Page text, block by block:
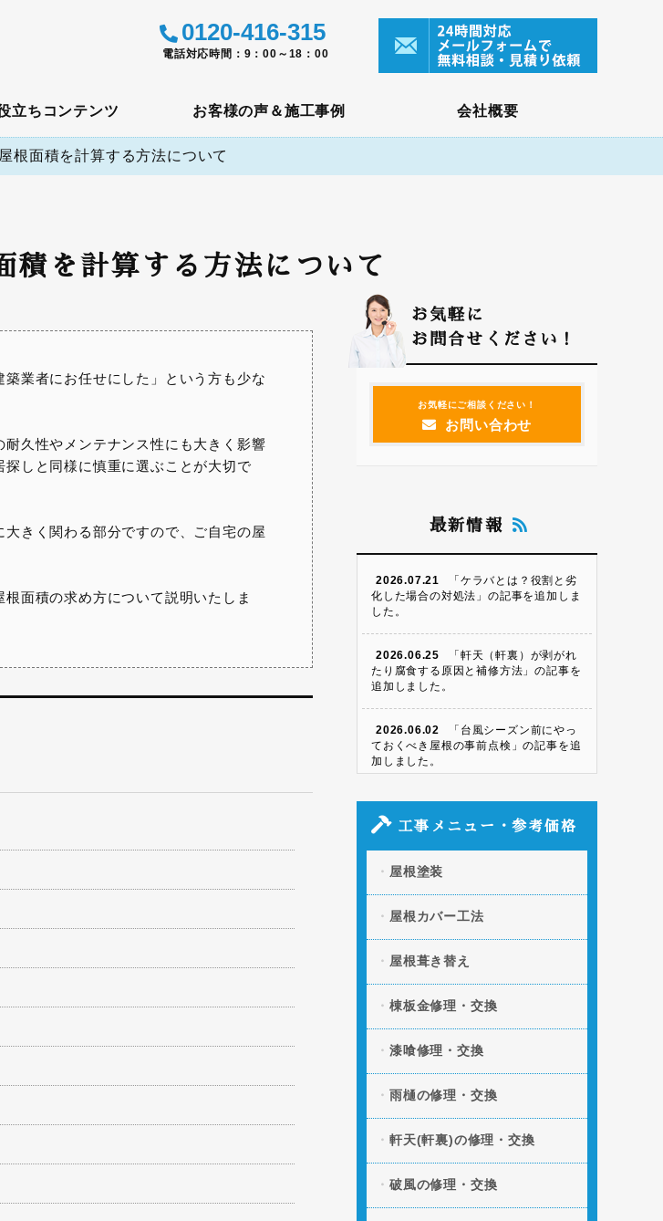
0120-416-315
電話対応時間：9：00～18：00
立ちコンテンツ お客様の声＆施工事例 会社概要
根面積を計算する方法について
積を計算する方法について
業者にお任せにした」という方も少な
久性やメンテナンス性にも大きく影響
しと同様に慎重に選ぶことが大切で
きく関わる部分ですので、ご自宅の屋
面積の求め方について説明いたしま
お気軽に
お問合せください！
お気軽にご相談ください！
お問い合わせ
最新情報
2026.07.21
「ケラバとは？役割と劣
化した場合の対処法」の記事を追加しま
した。
2026.06.25
「軒天（軒裏）が剥がれ
たり腐食する原因と補修方法」の記事を
追加しました。
2026.06.02
「台風シーズン前にやっ
ておくべき屋根の事前点検」の記事を追
加しました。
2026.05.09
「瓦屋根のズレ・割れの
原因と部分修理の方法」の記事を追加し
ました。
2026.04.06
欠けを放置するとどうなる？修理方法と
費用」の記事を追加しました。
2026.03.11
「凍害による屋根への被
害とは？起きやすい条件や予防策」の記
事を追加しました。
2026.01.20
「屋根の断熱・遮熱性を
向上させる方法とは？」の記事を追加し
ました。
2025.12.09
「屋根の色褪せの原因と
は？美観と機能性を守る塗装タイミン
グ」の記事を追加しました。
工事メニュー・参考価格
屋根塗装
屋根カバー工法
屋根葺き替え
棟板金修理・交換
漆喰修理・交換
雨樋の修理・交換
軒天(軒裏)の修理・交換
破風の修理・交換